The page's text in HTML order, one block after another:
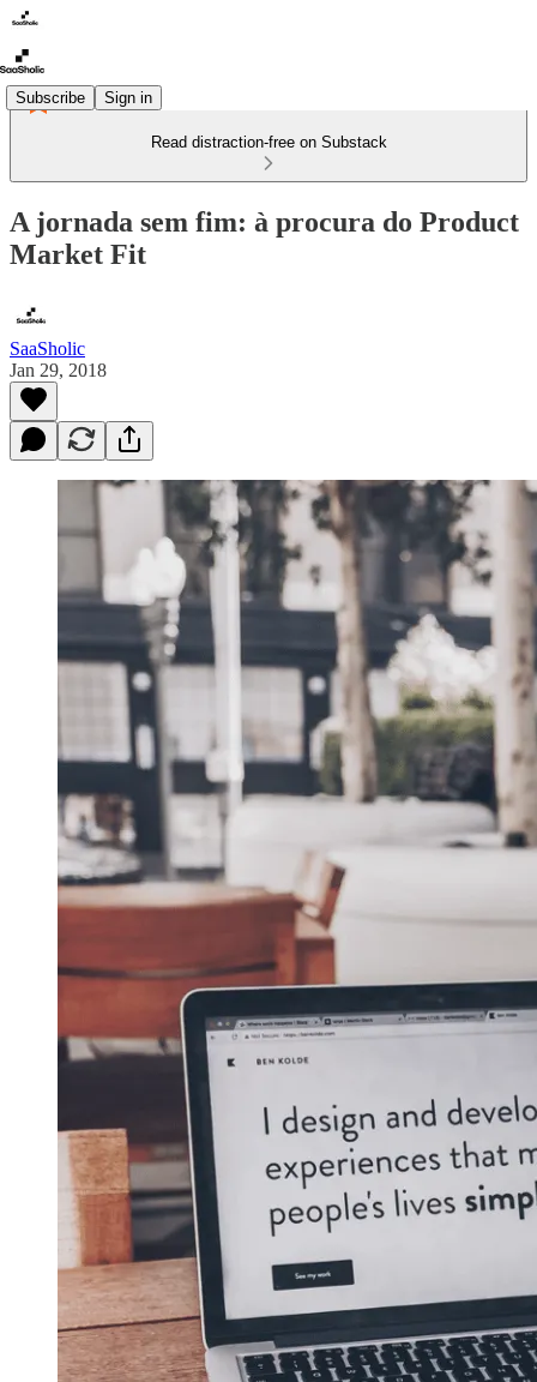
Subscribe Sign in
Read distraction-free on Substack
A jornada sem fim: à procura do Product
Market Fit
SaaSholic
Jan 29, 2018